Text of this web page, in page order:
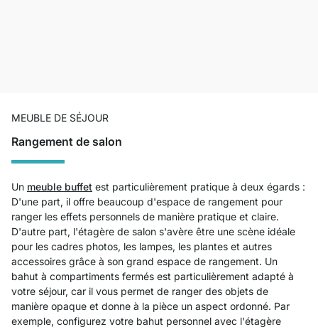
MEUBLE DE SÉJOUR
Rangement de salon
Un meuble buffet est particulièrement pratique à deux égards :
D'une part, il offre beaucoup d'espace de rangement pour
ranger les effets personnels de manière pratique et claire.
D'autre part, l'étagère de salon s'avère être une scène idéale
pour les cadres photos, les lampes, les plantes et autres
accessoires grâce à son grand espace de rangement. Un
bahut à compartiments fermés est particulièrement adapté à
votre séjour, car il vous permet de ranger des objets de
manière opaque et donne à la pièce un aspect ordonné. Par
exemple, configurez votre bahut personnel avec l'étagère